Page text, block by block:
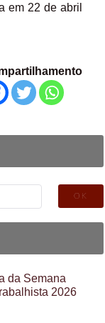
em 22 de abril
da Semana
2026